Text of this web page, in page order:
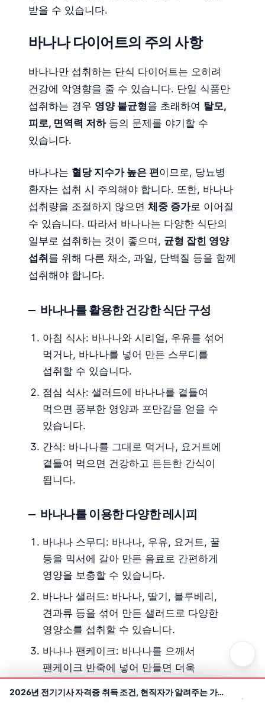
받을 수 있습니다.
바나나 다이어트의 주의 사항
바나나만 섭취하는 단식 다이어트는 오히려
건강에 악영향을 줄 수 있습니다. 단일 식품만
섭취하는 경우 영양 불균형을 초래하여 탈모,
피로, 면역력 저하등의 문제를 야기할 수
있습니다.
바나나는 혈당 지수가 높은 편이므로, 당뇨병
환자는 섭취 시 주의해야 합니다. 또한, 바나나
섭취량을 조절하지 않으면 체중 증가로 이어질
수 있습니다. 따라서 바나나는 다양한 식단의
일부로 섭취하는 것이 좋으며, 균형 잡힌 영양
섭취 를 위해 다른 채소, 과일, 단백질 등을 함께
섭취해야 합니다.
바나나를 활용한 건강한 식단 구성
아침 식사: 바나나와 시리얼, 우유를 섞어
먹거나, 바나나를 넣어 만든 스무디를
섭취할 수 있습니다.
점심 식사: 샐러드에 바나나를 곁들여
먹으면 풍부한 영양과 포만감을 얻을 수
있습니다.
간식: 바나나를 그대로 먹거나, 요거트에
곁들여 먹으면 건강하고 든든한 간식이
됩니다.
바나나를 이용한 다양한 레시피
바나나 스무디: 바나나, 우유, 요거트, 꿀
등을 믹서에 갈아 만든 음료로 간편하게
영양을 보충할 수 있습니다.
바나나 샐러드: 바나나, 딸기, 블루베리,
견과류 등을 섞어 만든 샐러드로 다양한
영양소를 섭취할 수 있습니다.
바나나 팬케이크: 바나나를 으깨서
팬케이크 반죽에 넣어 만들면 더욱
2026년 전기기사 자격증 취득 조건, 현직자가 알려주는 가장 빠르고 확실한 방법